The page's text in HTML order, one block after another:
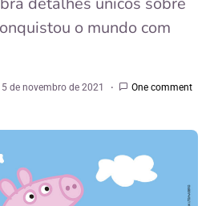
o mundo com
5 de novembro de 2021 One comment